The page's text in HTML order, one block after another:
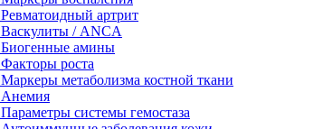
артрит
/ ANCA
амины
роста
метаболизма костной ткани
системы гемостаза